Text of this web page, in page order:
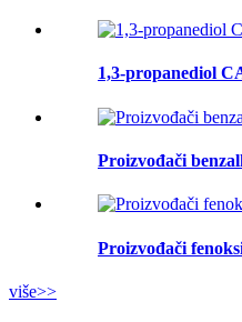
1,3-propanediol
Proizvođači
Proizvođači
više>>